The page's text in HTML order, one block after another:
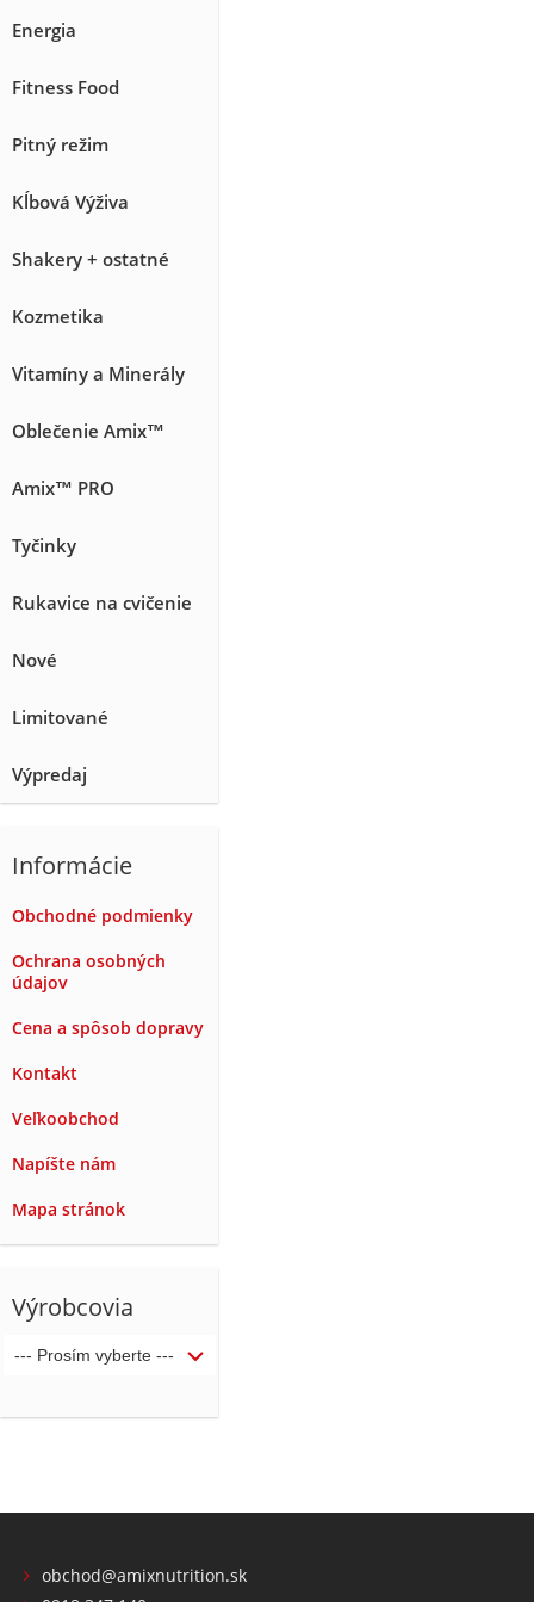
Energia
Fitness Food
Pitný režim
Kĺbová Výživa
Shakery + ostatné
Kozmetika
Vitamíny a Minerály
Oblečenie Amix™
Amix™ PRO
Tyčinky
Rukavice na cvičenie
Nové
Limitované
Výpredaj
Informácie
Obchodné podmienky
Ochrana osobných
údajov
Cena a spôsob dopravy
Kontakt
Veľkoobchod
Napíšte nám
Mapa stránok
Výrobcovia
obchod@amixnutrition.sk